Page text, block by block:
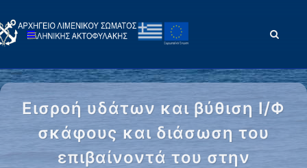
Εισροή υδάτων και βύθιση Ι/Φ
σκάφους και διάσωση του
επιβαίνοντά του στην